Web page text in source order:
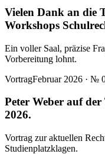
Vielen Dank an die
Workshops
Ein voller Saal, präzise
Vorbereitung lohnt.
VortragFebruar 2026 · №
Peter Weber auf
2026.
Vortrag zur aktuellen
Studienplatzklagen.